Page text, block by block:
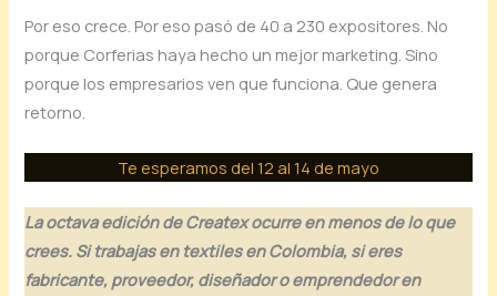
Por eso crece. Por eso pasó de 40 a 230 expositores. No
porque Corferias haya hecho un mejor marketing. Sino
porque los empresarios ven que funciona. Que genera
retorno.
Te esperamos del 12 al 14 de mayo
La octava edición de Createx ocurre en menos de lo que
crees. Si trabajas en textiles en Colombia, si eres
fabricante, proveedor, diseñador o emprendedor en